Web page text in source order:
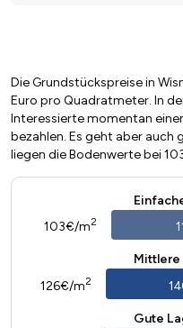
Die Grundstückspreise in
Euro pro Quadratmeter. In
Interessierte momentan
bezahlen. Es geht aber auch
liegen die Bodenwerte bei
103€/m2
Mittlere
126€/m2
Gute